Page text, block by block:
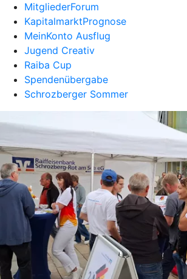
MitgliederForum
KapitalmarktPrognose
MeinKonto Ausflug
Jugend Creativ
Raiba Cup
Spendenübergabe
Schrozberger Sommer